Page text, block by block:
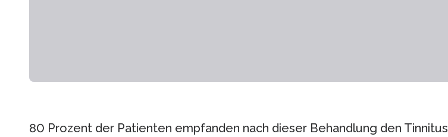
80 Prozent der Patienten empfanden nach dieser Behandlung den Tinnitus